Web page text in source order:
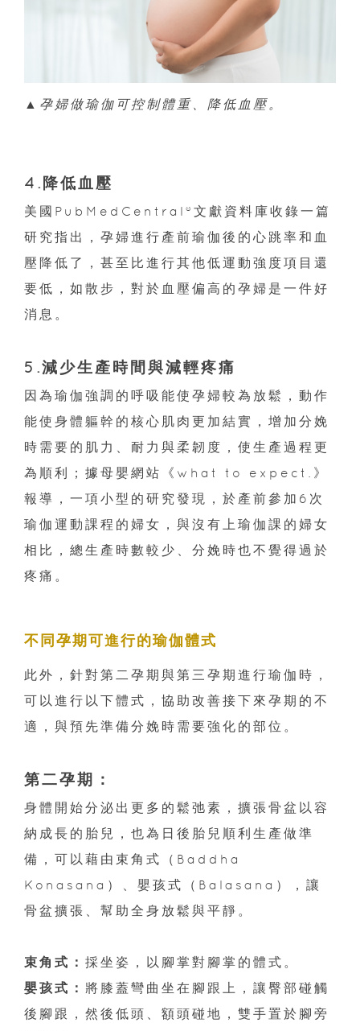
▲ 孕婦做瑜伽可控制體重、降低血壓。
4.降低血壓
美國PubMedCentral®文獻資料庫收錄一篇
研究指出，孕婦進行產前瑜伽後的心跳率和血
壓降低了，甚至比進行其他低運動強度項目還
要低，如散步，對於血壓偏高的孕婦是一件好
消息。
5.減少生產時間與減輕疼痛
因為瑜伽強調的呼吸能使孕婦較為放鬆，動作
能使身體軀幹的核心肌肉更加結實，增加分娩
時需要的肌力、耐力與柔韌度，使生產過程更
為順利；據母嬰網站《what to expect.》
報導，一項小型的研究發現，於產前參加6次
瑜伽運動課程的婦女，與沒有上瑜伽課的婦女
相比，總生產時數較少、分娩時也不覺得過於
疼痛。
不同孕期可進行的瑜伽體式
此外，針對第二孕期與第三孕期進行瑜伽時，
可以進行以下體式，協助改善接下來孕期的不
適，與預先準備分娩時需要強化的部位。
第二孕期：
身體開始分泌出更多的鬆弛素，擴張骨盆以容
納成長的胎兒，也為日後胎兒順利生產做準
備，可以藉由束角式（Baddha
Konasana）、嬰孩式（Balasana），讓
骨盆擴張、幫助全身放鬆與平靜。
束角式： 採坐姿，以腳掌對腳掌的體式。
嬰孩式： 將膝蓋彎曲坐在腳跟上，讓臀部碰觸
後腳跟，然後低頭、額頭碰地，雙手置於腳旁